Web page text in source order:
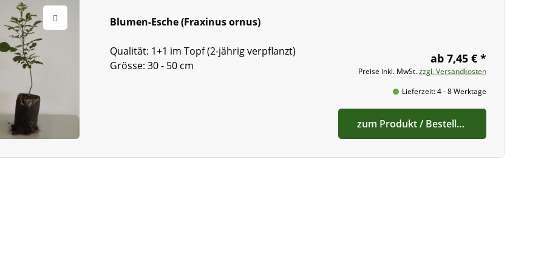
Blumen-Esche (Fraxinus ornus)
Qualität: 1+1 im Topf (2-jährig verpflanzt)
Grösse: 30 - 50 cm
ab 7,45 € *
Preise inkl. MwSt.zzgl. Versandkosten
Lieferzeit: 4 - 8 Werktage
zum Produkt / Bestellen